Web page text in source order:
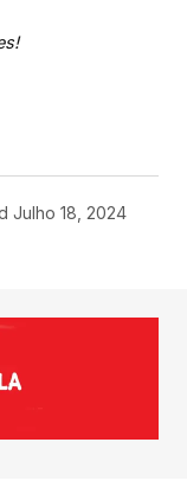
Julho 18, 2024